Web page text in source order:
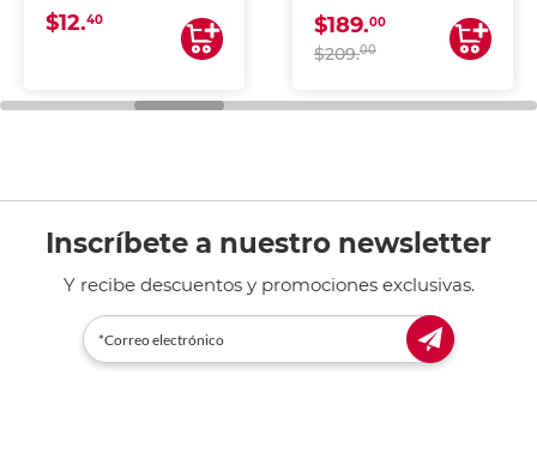
$12.40 $189.00
$209.00
Inscríbete a nuestro newsletter
Y recibe descuentos y promociones exclusivas.